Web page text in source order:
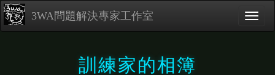
3WA問題解決專家工作室
訓練家的相簿